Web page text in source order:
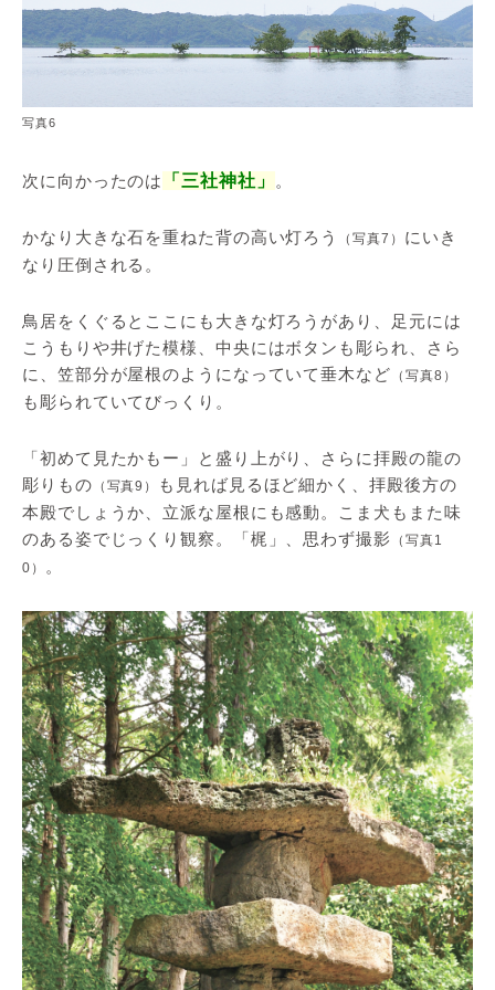
写真6
次に向かったのは 「三社神社」 。
かなり大きな石を重ねた背の高い灯ろう （写真7） にいき
なり圧倒される。
鳥居をくぐるとここにも大きな灯ろうがあり、足元には
こうもりや井げた模様、中央にはボタンも彫られ、さら
に、笠部分が屋根のようになっていて垂木など （写真8）
も彫られていてびっくり。
「初めて見たかもー」と盛り上がり、さらに拝殿の龍の
彫りもの （写真9）
も見れば見るほど細かく、拝殿後方の
本殿でしょうか、立派な屋根にも感動。こま犬もまた味
のある姿でじっくり観察。「梶」、思わず撮影 （写真1
0） 。